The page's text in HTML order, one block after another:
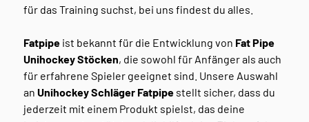
für das Training suchst, bei uns findest du alles.
Fatpipe ist bekannt für die Entwicklung von Fat Pipe
Unihockey Stöcken, die sowohl für Anfänger als auch
für erfahrene Spieler geeignet sind. Unsere Auswahl
an Unihockey Schläger Fatpipe stellt sicher, dass du
jederzeit mit einem Produkt spielst, das deine